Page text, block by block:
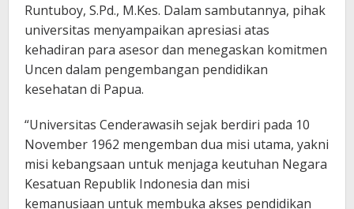
Runtuboy, S.Pd., M.Kes. Dalam sambutannya, pihak
universitas menyampaikan apresiasi atas
kehadiran para asesor dan menegaskan komitmen
Uncen dalam pengembangan pendidikan
kesehatan di Papua.
“Universitas Cenderawasih sejak berdiri pada 10
November 1962 mengemban dua misi utama, yakni
misi kebangsaan untuk menjaga keutuhan Negara
Kesatuan Republik Indonesia dan misi
kemanusiaan untuk membuka akses pendidikan